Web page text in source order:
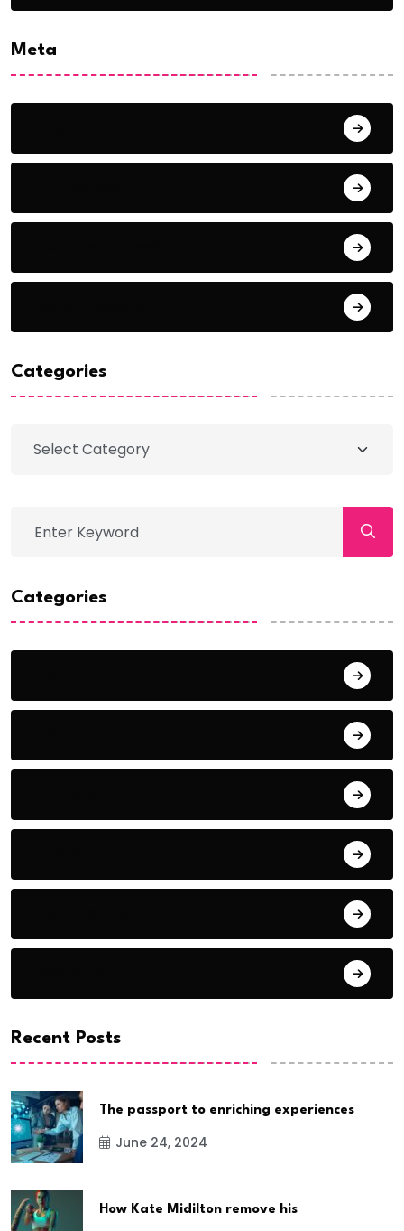
Meta
Categories
Categories
Recent Posts
The passport to enriching experiences
June 24, 2024
How Kate Midilton remove his